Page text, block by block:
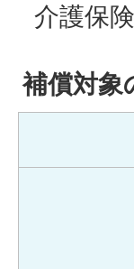
介護保
補償対象